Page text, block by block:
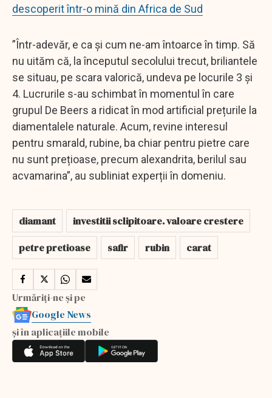
descoperit într-o mină din Africa de Sud
”Într-adevăr, e ca și cum ne-am întoarce în timp. Să
nu uităm că, la începutul secolului trecut, briliantele
se situau, pe scara valorică, undeva pe locurile 3 și
4. Lucrurile s-au schimbat în momentul în care
grupul De Beers a ridicat în mod artificial prețurile la
diamentalele naturale. Acum, revine interesul
pentru smarald, rubine, ba chiar pentru pietre care
nu sunt prețioase, precum alexandrita, berilul sau
acvamarina”, au subliniat experții în domeniu.
diamant
investitii sclipitoare. valoare crestere
petre pretioase
safir rubin carat
Urmăriți-ne și pe
Google News
și în aplicațiile mobile